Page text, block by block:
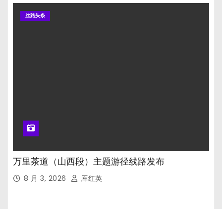
丝路头条
万里茶道（山西段）主题游径线路发布
8 月 3, 2026 厍红英